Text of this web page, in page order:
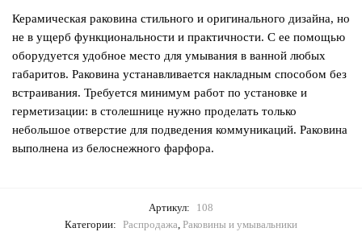
Керамическая раковина стильного и оригинального дизайна, но
не в ущерб функциональности и практичности. С ее помощью
оборудуется удобное место для умывания в ванной любых
габаритов. Раковина устанавливается накладным способом без
встраивания. Требуется минимум работ по установке и
герметизации: в столешнице нужно проделать только
небольшое отверстие для подведения коммуникаций. Раковина
выполнена из белоснежного фарфора.
Артикул:
108
Категории: Распродажа Раковины и умывальники